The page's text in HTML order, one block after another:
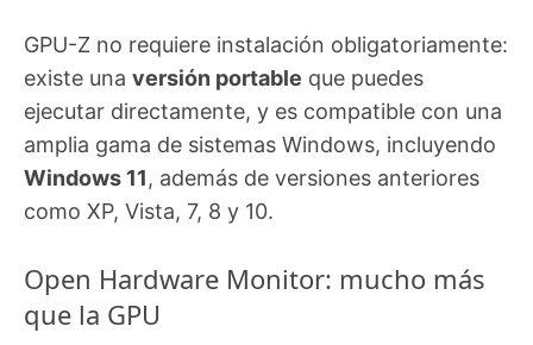
GPU-Z no requiere instalación obligatoriamente:
existe una versión portable que puedes
ejecutar directamente, y es compatible con una
amplia gama de sistemas Windows, incluyendo
Windows 11, además de versiones anteriores
como XP, Vista, 7, 8 y 10.
Open Hardware Monitor: mucho más
que la GPU